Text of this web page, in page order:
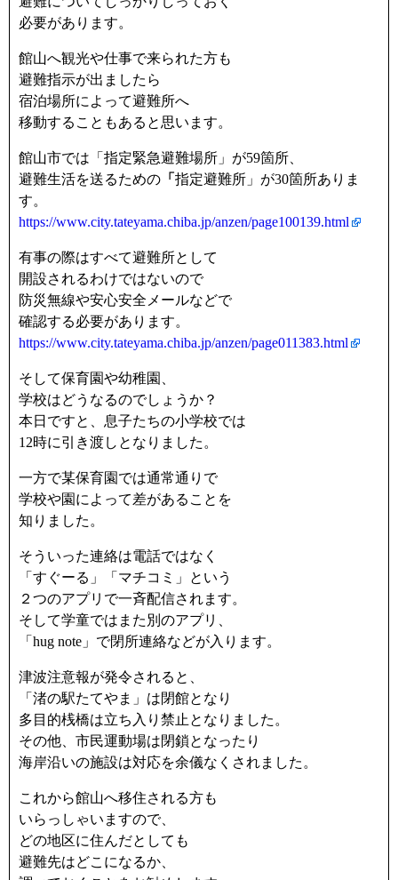
必要があります。
館山へ観光や仕事で来られた方も
避難指示が出ましたら
宿泊場所によって避難所へ
移動することもあると思います。
館山市では「指定緊急避難場所」が59箇所、
避難生活を送るための 「 指定避難所」が30箇所ありま
す。
https://www.city.tateyama.chiba.jp/anzen/page100139.html
有事の際はすべて避難所として
開設されるわけではないので
防災無線や安心安全メールなどで
確認する必要があります。
https://www.city.tateyama.chiba.jp/anzen/page011383.html
そして保育園や幼稚園、
学校はどうなるのでしょうか？
本日ですと、息子たちの小学校では
12時に引き渡しとなりました。
一方で某保育園では通常通りで
学校や園によって差があることを
知りました。
そういった連絡は電話ではなく
「すぐーる」「マチコミ」という
２つのアプリで一斉配信されます。
そして学童ではまた別のアプリ、
「hug note」で閉所連絡などが入ります。
津波注意報が発令されると、
「渚の駅たてやま」は閉館となり
多目的桟橋は立ち入り禁止となりました。
その他、市民運動場は閉鎖となったり
海岸沿いの施設は対応を余儀なくされました。
これから館山へ移住される方も
いらっしゃいますので、
どの地区に住んだとしても
避難先はどこになるか、